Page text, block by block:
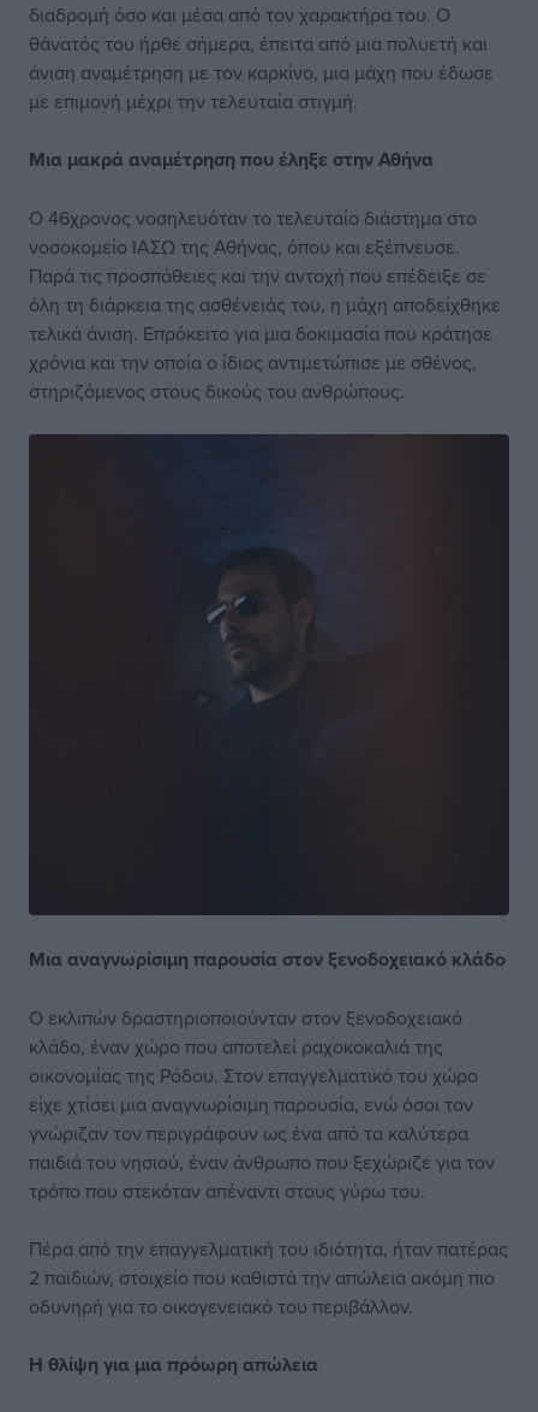
διαδρομή όσο και μέσα από τον χαρακτήρα του. Ο
θάνατός του ήρθε σήμερα, έπειτα από μια πολυετή και
άνιση αναμέτρηση με τον καρκίνο, μια μάχη που έδωσε
με επιμονή μέχρι την τελευταία στιγμή.
Μια μακρά αναμέτρηση που έληξε στην Αθήνα
Ο 46χρονος νοσηλευόταν το τελευταίο διάστημα στο
νοσοκομείο ΙΑΣΩ της Αθήνας, όπου και εξέπνευσε.
Παρά τις προσπάθειες και την αντοχή που επέδειξε σε
όλη τη διάρκεια της ασθένειάς του, η μάχη αποδείχθηκε
τελικά άνιση. Επρόκειτο για μια δοκιμασία που κράτησε
χρόνια και την οποία ο ίδιος αντιμετώπισε με σθένος,
στηριζόμενος στους δικούς του ανθρώπους.
Μια αναγνωρίσιμη παρουσία στον ξενοδοχειακό κλάδο
Ο εκλιπών δραστηριοποιούνταν στον ξενοδοχειακό
κλάδο, έναν χώρο που αποτελεί ραχοκοκαλιά της
οικονομίας της Ρόδου. Στον επαγγελματικό του χώρο
είχε χτίσει μια αναγνωρίσιμη παρουσία, ενώ όσοι τον
γνώριζαν τον περιγράφουν ως ένα από τα καλύτερα
παιδιά του νησιού, έναν άνθρωπο που ξεχώριζε για τον
τρόπο που στεκόταν απέναντι στους γύρω του.
Πέρα από την επαγγελματική του ιδιότητα, ήταν πατέρας
2 παιδιών, στοιχείο που καθιστά την απώλεια ακόμη πιο
οδυνηρή για το οικογενειακό του περιβάλλον.
Η θλίψη για μια πρόωρη απώλεια